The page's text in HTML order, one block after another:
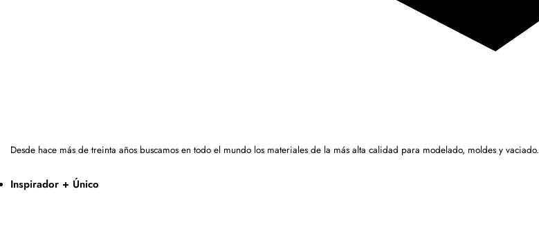
Desde hace más de treinta años buscamos en todo el mundo los materiales de la más alta calidad para modelado, moldes y vaciado.
Inspirador + Único